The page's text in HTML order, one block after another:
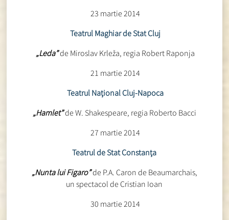
23 martie 2014
Teatrul Maghiar de Stat Cluj
„Leda”de Miroslav Krleža, regia Robert Raponja
21 martie 2014
Teatrul Naţional Cluj-Napoca
„Hamlet”de W. Shakespeare, regia Roberto Bacci
27 martie 2014
Teatrul de Stat Constanţa
„Nunta lui Figaro”de P.A. Caron de Beaumarchais,
un spectacol de Cristian Ioan
30 martie 2014